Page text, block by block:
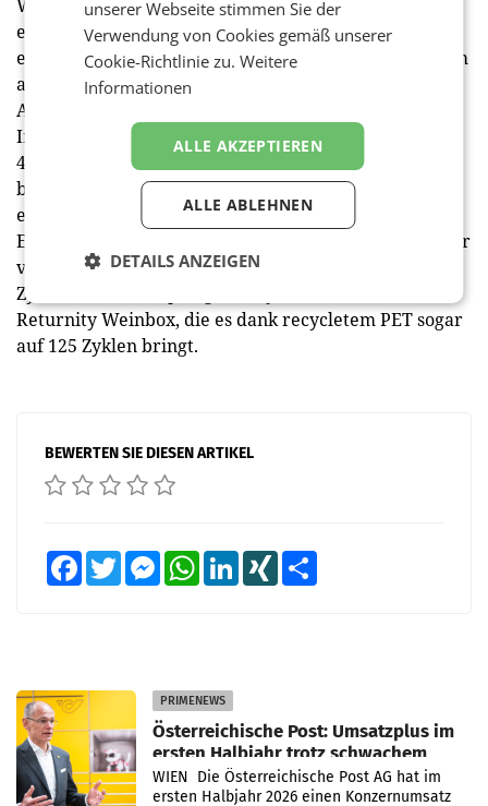
Wir hoffen, damit aussagekräftige Ergebnisse mit
einem hohen Mehrwert für den Onlinehandel zu
erzielen”, ist Franz Staberhofer, Leiter des Logistikum
an der FH Oberösterreich, von der Aussagekraft der
Aktion überzeugt.
In der Vorstudie der FH Oberösterreich wurden über
40 nachhaltige Verpackungslösungen detailliert
betrachtet und analysiert. Erkenntnis: Der Aufbau
eines Mehrwegzyklus bringt die größten
Emissionseinsparungen. Dabei reicht die Lebensdauer
von der sogenannten Re-Zip Box mit bis zu zehn
Zyklen, über Re-Zip Bags (30 Zyklen) bis hin zur
Returnity Weinbox, die es dank recycletem PET sogar
auf 125 Zyklen bringt.
BEWERTEN SIE DIESEN ARTIKEL
FacebookTwitter MessengerWhatsAppLinkedInXING
PRIMENEWS
Österreichische Post: Umsatzplus im
ersten Halbjahr trotz schwachem
Briefgeschäft
WIEN Die Österreichische Post AG hat im
ersten Halbjahr 2026 einen Konzernumsatz
unserer Webseite stimmen Sie der
Verwendung von Cookies gemäß unserer
Cookie-Richtlinie zu.Weitere
Informationen
ALLE AKZEPTIEREN
ALLE ABLEHNEN
DETAILS ANZEIGEN